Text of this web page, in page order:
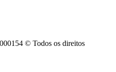
© Todos os direitos